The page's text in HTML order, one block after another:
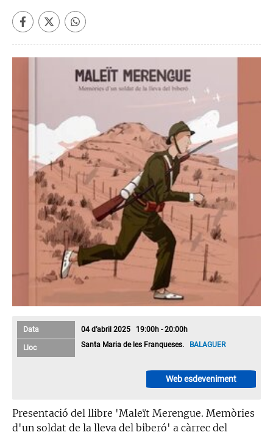
Data 04 d’abril 2025 19:00h - 20:00h
Lloc Santa Maria de les Franqueses. BALAGUER
Web esdeveniment
Presentació del llibre 'Maleït Merengue. Memòries
d'un soldat de la lleva del biberó' a càrrec del